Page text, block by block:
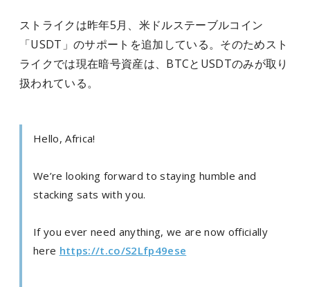
ストライクは昨年5月、米ドルステーブルコイン
「USDT」のサポートを追加している。そのためスト
ライクでは現在暗号資産は、BTCとUSDTのみが取り
扱われている。
Hello, Africa!
We’re looking forward to staying humble and
stacking sats with you.
If you ever need anything, we are now officially
here https://t.co/S2Lfp49ese